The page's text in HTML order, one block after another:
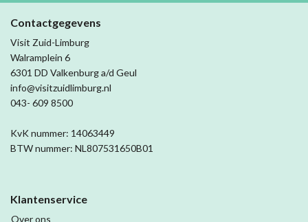
Contactgegevens
Visit Zuid-Limburg
Walramplein 6
6301 DD Valkenburg a/d Geul
info@visitzuidlimburg.nl
043- 609 8500
KvK nummer: 14063449
BTW nummer: NL807531650B01
Klantenservice
Over ons